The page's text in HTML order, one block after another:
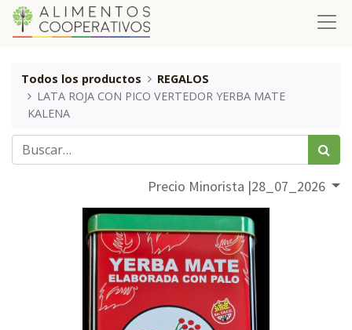
Todos los productos
REGALOS
LATA ROJA CON PICO VERTEDOR YERBA MATE
KALENA
Precio Minorista |28_07_2026